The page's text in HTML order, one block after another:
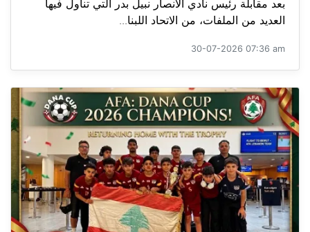
بعد مقابلة رئيس نادي الأنصار نبيل بدر التي تناول فيها
العديد من الملفات، من الاتحاد اللبنا...
30-07-2026 07:36 am